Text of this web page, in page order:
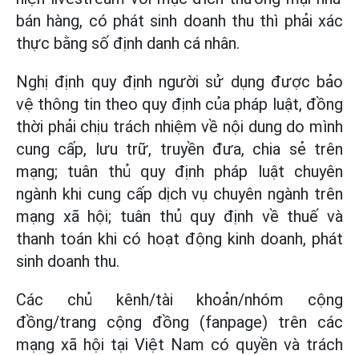
bán hàng, có phát sinh doanh thu thì phải xác
thực bằng số định danh cá nhân.
Nghị định quy định người sử dụng được bảo
vệ thông tin theo quy định của pháp luật, đồng
thời phải chịu trách nhiệm về nội dung do mình
cung cấp, lưu trữ, truyền đưa, chia sẻ trên
mạng; tuân thủ quy định pháp luật chuyên
ngành khi cung cấp dịch vụ chuyên ngành trên
mạng xã hội; tuân thủ quy định về thuế và
thanh toán khi có hoạt động kinh doanh, phát
sinh doanh thu.
Các chủ kênh/tài khoản/nhóm cộng
đồng/trang cộng đồng (fanpage) trên các
mạng xã hội tại Việt Nam có quyền và trách